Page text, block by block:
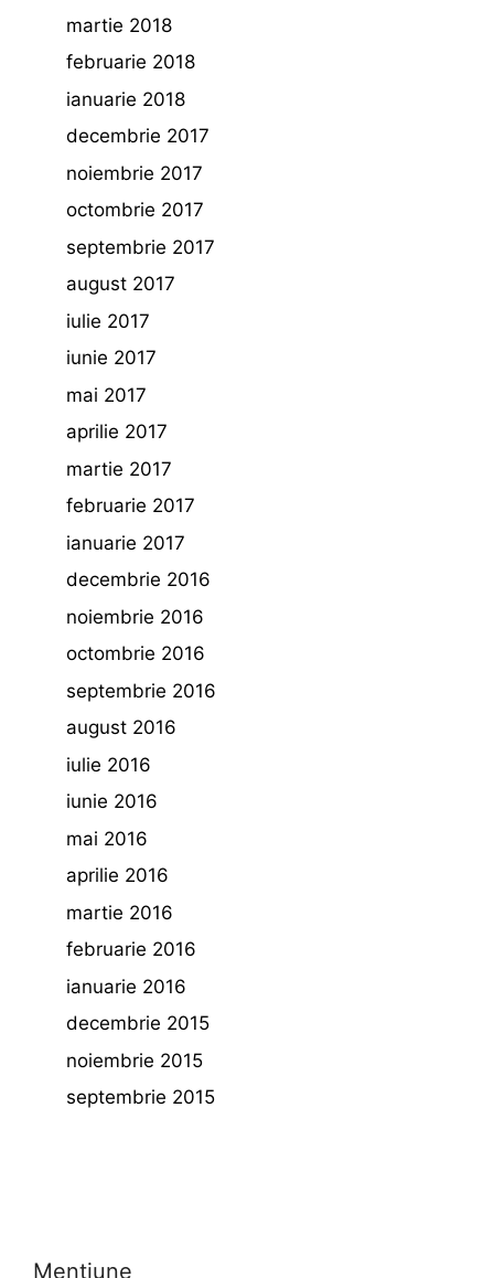
martie 2018
februarie 2018
ianuarie 2018
decembrie 2017
noiembrie 2017
octombrie 2017
septembrie 2017
august 2017
iulie 2017
iunie 2017
mai 2017
aprilie 2017
martie 2017
februarie 2017
ianuarie 2017
decembrie 2016
noiembrie 2016
octombrie 2016
septembrie 2016
august 2016
iulie 2016
iunie 2016
mai 2016
aprilie 2016
martie 2016
februarie 2016
ianuarie 2016
decembrie 2015
noiembrie 2015
septembrie 2015
Mentiune